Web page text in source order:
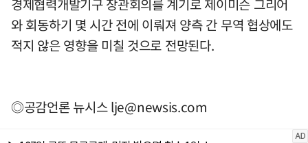
경제협력개발기구 장관회의를 계기로 제이미슨 그리어
와 회동하기 몇 시간 전에 이뤄져 양측 간 무역 협상에도
적지 않은 영향을 미칠 것으로 전망된다.
◎공감언론 뉴시스lje@newsis.com